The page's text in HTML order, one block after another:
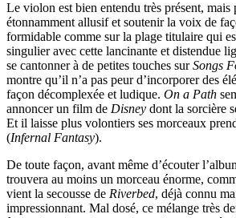
Le violon est bien entendu très présent, mais
étonnamment allusif et soutenir la voix de
formidable comme sur la plage titulaire qui
singulier avec cette lancinante et distendue
se cantonner à de petites touches surSongs
montre qu’il n’a pas peur d’incorporer des
façon décomplexée et ludique. On a Path
annoncer un film de Disney dont la sorcière
Et il laisse plus volontiers ses morceaux
(Infernal Fantasy).
De toute façon, avant même d’écouter
trouvera au moins un morceau énorme,
vient la secousse de Riverbed, déjà connu
impressionnant. Mal dosé, ce mélange très